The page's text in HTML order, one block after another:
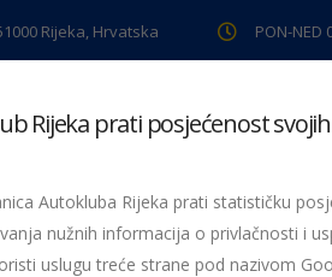
Rijeka, Hrvatska PON-NED
pregled Pomoć na cesti
automobila
Rijeka prati posjećenost
Autokluba Rijeka prati statističku
nužnih informacija o privlačnosti i
uslugu treće strane pod nazivom